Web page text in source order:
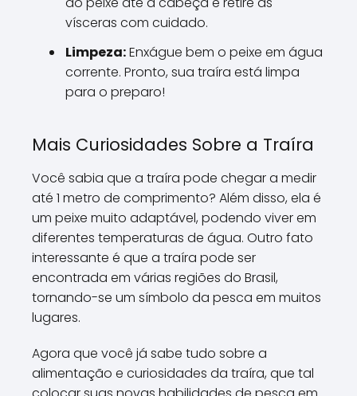
vísceras com cuidado.
Limpeza:Enxágue bem o peixe em água
corrente. Pronto, sua traíra está limpa
para o preparo!
Mais Curiosidades Sobre a Traíra
Você sabia que a traíra pode chegar a medir
até 1 metro de comprimento? Além disso, ela é
um peixe muito adaptável, podendo viver em
diferentes temperaturas de água. Outro fato
interessante é que a traíra pode ser
encontrada em várias regiões do Brasil,
tornando-se um símbolo da pesca em muitos
lugares.
Agora que você já sabe tudo sobre a
alimentação e curiosidades da traíra, que tal